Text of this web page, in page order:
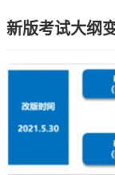
新版考试大纲